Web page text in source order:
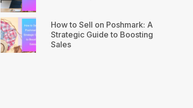
How to Sell on Poshmark: A
Strategic Guide to Boosting
Sales